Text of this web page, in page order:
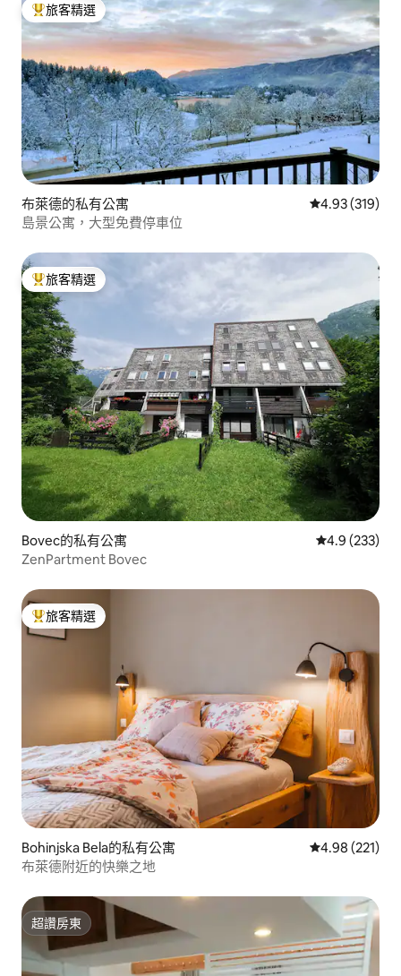
旅客精選榜首
旅客精選
布萊德的私有公寓 從 319 則評價
4.93 (319)
島景公寓，大型免費停車位
旅客精選榜首
旅客精選
Bovec的私有公寓 從 233 則評
4.9 (233)
ZenPartment Bovec
旅客精選榜首
旅客精選
Bohinjska Bela的私有公寓 從 221 則評價
4.98 (221)
布萊德附近的快樂之地
超讚房東
超讚房東